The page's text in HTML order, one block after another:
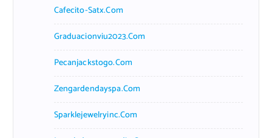
Cafecito-Satx.com
Graduacionviu2023.com
Pecanjackstogo.com
Zengardendayspa.com
Sparklejewelryinc.com